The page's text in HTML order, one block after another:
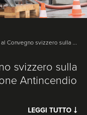
Convegno svizzero sulla ...
svizzero sulla
Antincendio
LEGGI TUTTO